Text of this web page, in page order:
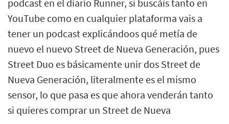
podcast en el diario Runner, si buscáis tanto en
YouTube como en cualquier plataforma vais a
tener un podcast explicándoos qué metía de
nuevo el nuevo Street de Nueva Generación, pues
Street Duo es básicamente unir dos Street de
Nueva Generación, literalmente es el mismo
sensor, lo que pasa es que ahora venderán tanto
si quieres comprar un Street de Nueva